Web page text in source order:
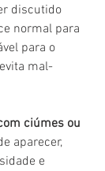
discutido
normal para
para o
mal-
ciúmes ou
aparecer,
e